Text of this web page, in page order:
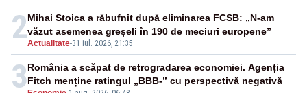
2Actualitate-31 iul. 2026, 21:35
Mihai Stoica a răbufnit după eliminarea FCSB: „N-am
văzut asemenea greșeli în 190 de meciuri europene”
3România a scăpat de retrogradarea economiei. Agenția
Fitch menține ratingul „BBB-” cu perspectivă negativă